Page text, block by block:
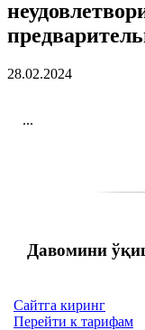
28.02.2024
...
Давомини
Сайтга киринг
Перейти к тарифам